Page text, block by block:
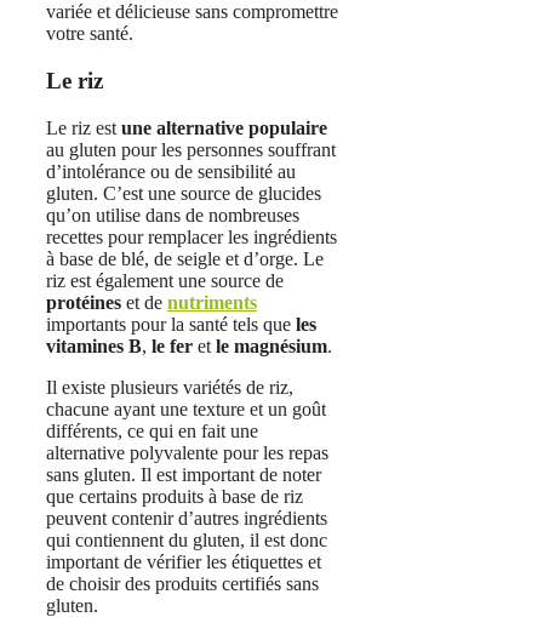
variée et délicieuse sans compromettre
votre santé.
Le riz
Le riz est une alternative populaire
au gluten pour les personnes souffrant
d’intolérance ou de sensibilité au
gluten. C’est une source de glucides
qu’on utilise dans de nombreuses
recettes pour remplacer les ingrédients
à base de blé, de seigle et d’orge. Le
riz est également une source de
protéines et de nutriments
importants pour la santé tels que les
vitamines B, le fer et le magnésium.
Il existe plusieurs variétés de riz,
chacune ayant une texture et un goût
différents, ce qui en fait une
alternative polyvalente pour les repas
sans gluten. Il est important de noter
que certains produits à base de riz
peuvent contenir d’autres ingrédients
qui contiennent du gluten, il est donc
important de vérifier les étiquettes et
de choisir des produits certifiés sans
gluten.